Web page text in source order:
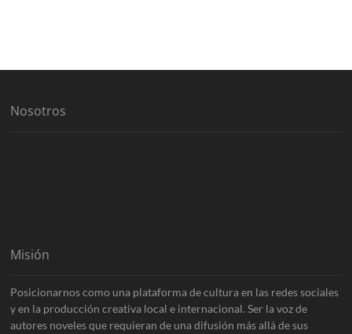
Nosotros
Misión
Posicionarnos como una plataforma de cultura en las redes sociales
y en la producción creativa local e internacional. Ser la voz de
autores noveles que requieran de una difusión más allá de sus